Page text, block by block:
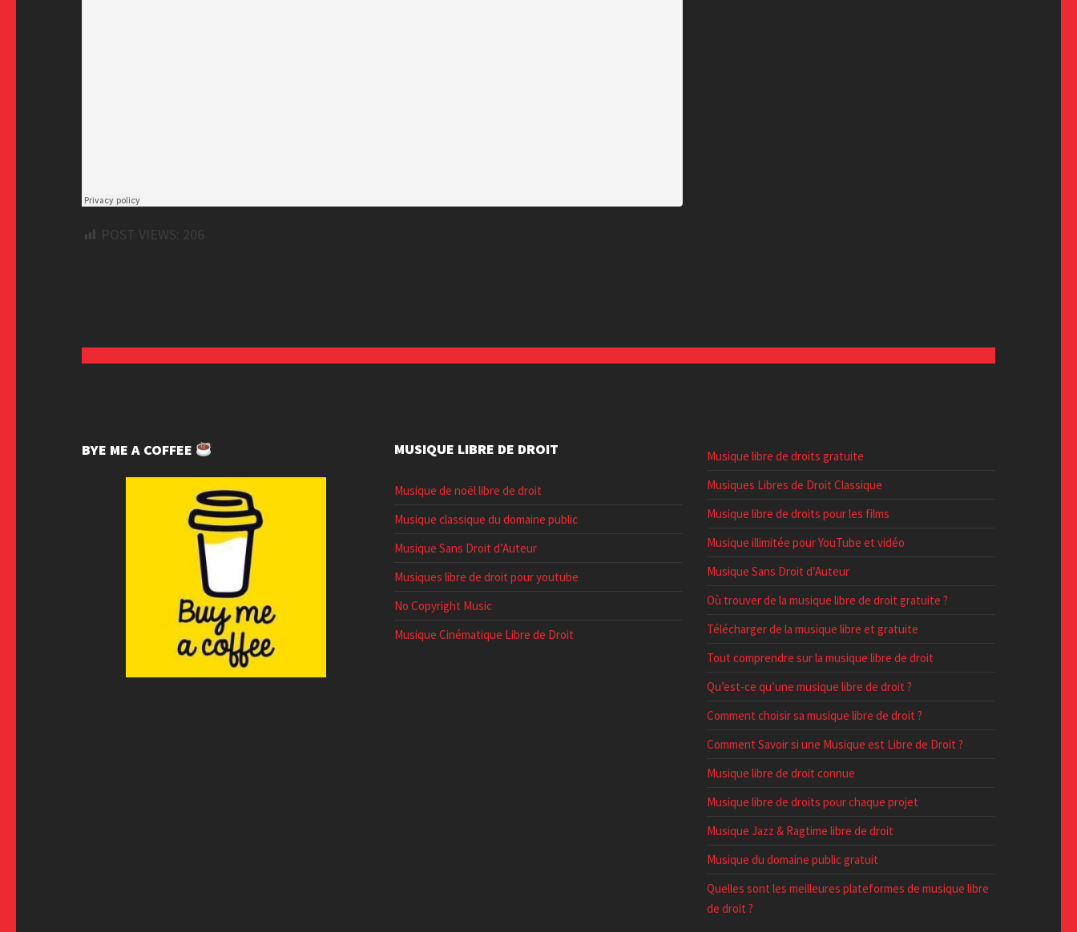
POST VIEWS: 206
BYE ME A COFFEE MUSIQUE LIBRE DE DROIT
Musique de noël libre de droit
Musique classique du domaine public
Musique Sans Droit d’Auteur
Musiques libre de droit pour youtube
No Copyright Music
Musique Cinématique Libre de Droit
Musique libre de droits gratuite
Musiques Libres de Droit Classique
Musique libre de droits pour les films
Musique illimitée pour YouTube et vidéo
Musique Sans Droit d’Auteur
Où trouver de la musique libre de droit gratuite ?
Télécharger de la musique libre et gratuite
Tout comprendre sur la musique libre de droit
Qu’est-ce qu’une musique libre de droit ?
Comment choisir sa musique libre de droit ?
Comment Savoir si une Musique est Libre de Droit ?
Musique libre de droit connue
Musique libre de droits pour chaque projet
Musique Jazz & Ragtime libre de droit
Musique du domaine public gratuit
Quelles sont les meilleures plateformes de musique libre
de droit ?